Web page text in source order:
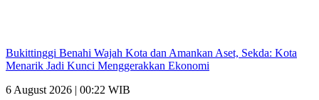
Bukittinggi Benahi Wajah Kota dan Amankan Aset, Sekda: Kota
Menarik Jadi Kunci Menggerakkan Ekonomi
6 August 2026 | 00:22 WIB